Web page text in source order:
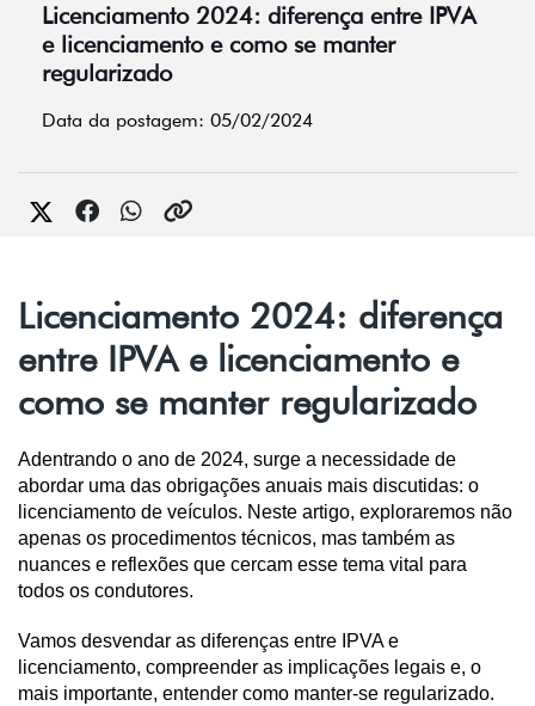
Licenciamento 2024: diferença entre IPVA
e licenciamento e como se manter
regularizado
Data da postagem: 05/02/2024
Licenciamento 2024: diferença
entre IPVA e licenciamento e
como se manter regularizado
Adentrando o ano de 2024, surge a necessidade de
abordar uma das obrigações anuais mais discutidas: o
licenciamento de veículos. Neste artigo, exploraremos não
apenas os procedimentos técnicos, mas também as
nuances e reflexões que cercam esse tema vital para
todos os condutores.
Vamos desvendar as diferenças entre IPVA e
licenciamento, compreender as implicações legais e, o
mais importante, entender como manter-se regularizado.